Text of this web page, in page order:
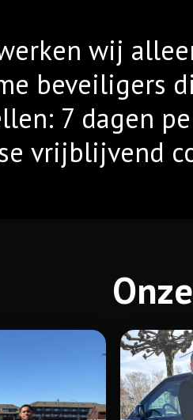
wij
beveiligers
7 dagen
vrijblijvend